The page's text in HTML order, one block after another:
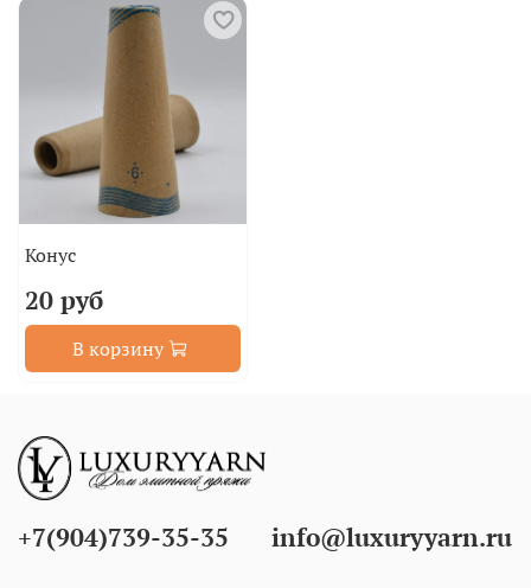
Конус
20 руб
В корзину
+7(904)739-35-35 info@luxuryyarn.ru